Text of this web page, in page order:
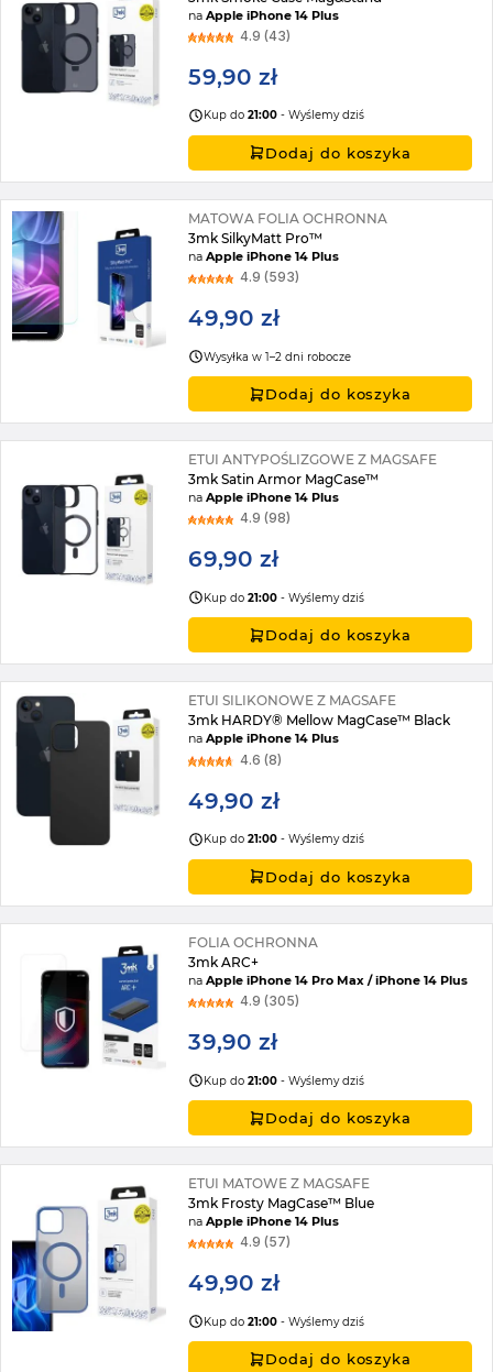
naApple iPhone 14 Plus
4.9 (43)
59,90 zł
Kup do21:00 - Wyślemy dziś
Dodaj do koszyka
MATOWA FOLIA OCHRONNA
3mk SilkyMatt Pro™
naApple iPhone 14 Plus
4.9 (593)
49,90 zł
Wysyłka w 1–2 dni robocze
Dodaj do koszyka
ETUI ANTYPOŚLIZGOWE Z MAGSAFE
3mk Satin Armor MagCase™
naApple iPhone 14 Plus
4.9 (98)
69,90 zł
Kup do21:00 - Wyślemy dziś
Dodaj do koszyka
ETUI SILIKONOWE Z MAGSAFE
3mk HARDY® Mellow MagCase™ Black
naApple iPhone 14 Plus
4.6 (8)
49,90 zł
Kup do21:00 - Wyślemy dziś
Dodaj do koszyka
FOLIA OCHRONNA
3mk ARC+
naApple iPhone 14 Pro Max / iPhone 14 Plus
4.9 (305)
39,90 zł
Kup do21:00 - Wyślemy dziś
Dodaj do koszyka
ETUI MATOWE Z MAGSAFE
3mk Frosty MagCase™ Blue
naApple iPhone 14 Plus
4.9 (57)
49,90 zł
Kup do21:00 - Wyślemy dziś
Dodaj do koszyka